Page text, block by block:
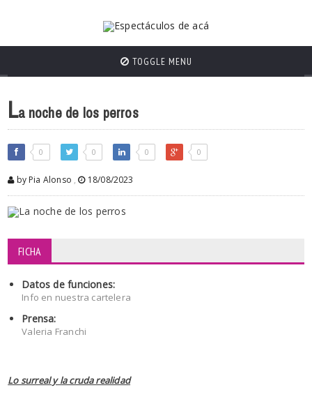
TOGGLE MENU
La noche de los perros
0 0 0 0
by Pia Alonso , 18/08/2023
FICHA
Datos de funciones:
Info en nuestra cartelera
Prensa:
Valeria Franchi
Lo surreal y la cruda realidad